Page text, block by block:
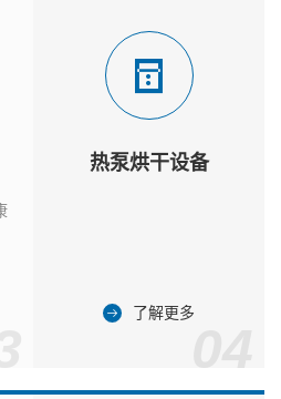
热泵烘干设备
了解更多